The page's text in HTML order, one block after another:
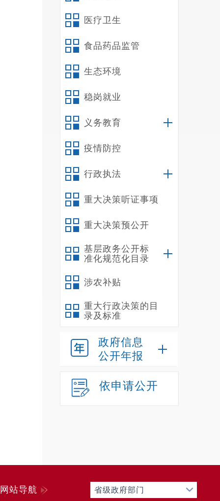
医疗卫生
食品药品监管
生态环境
稳岗就业
义务教育
疫情防控
行政执法
重大决策听证事项
重大决策预公开
基层政务公开标
准化规范化目录
涉农补贴
重大行政决策的目
录及标准
政府信息
公开年报
依申请公开
网站导航 省级政府部门